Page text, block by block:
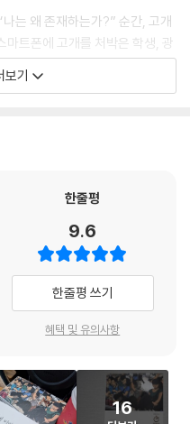
는 왜 존재하는가?” 순간, 고개
마트폰에 고개를 처박은 학생, 광
낯익은 광경이 갑자기 생소하
지하철 의자가 존재한다는 사실
리의 삶은 이처럼 평범한 일상
지만 동전과는 다르게, 평범은
어 잘 드러나지 않는다. 우리는
서, 평범한 일상에 대한 철학적
에세이이다. 그래서 평범한 일
할 수 있다. 우리가 지하철에서,
서, 연극을 관람하면서, 소설을
기
한줄평
9.6
한줄평 쓰기
혜택 및 유의사항
16